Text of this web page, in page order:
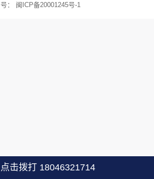
号： 闽ICP备20001245号-1
点击拨打 18046321714